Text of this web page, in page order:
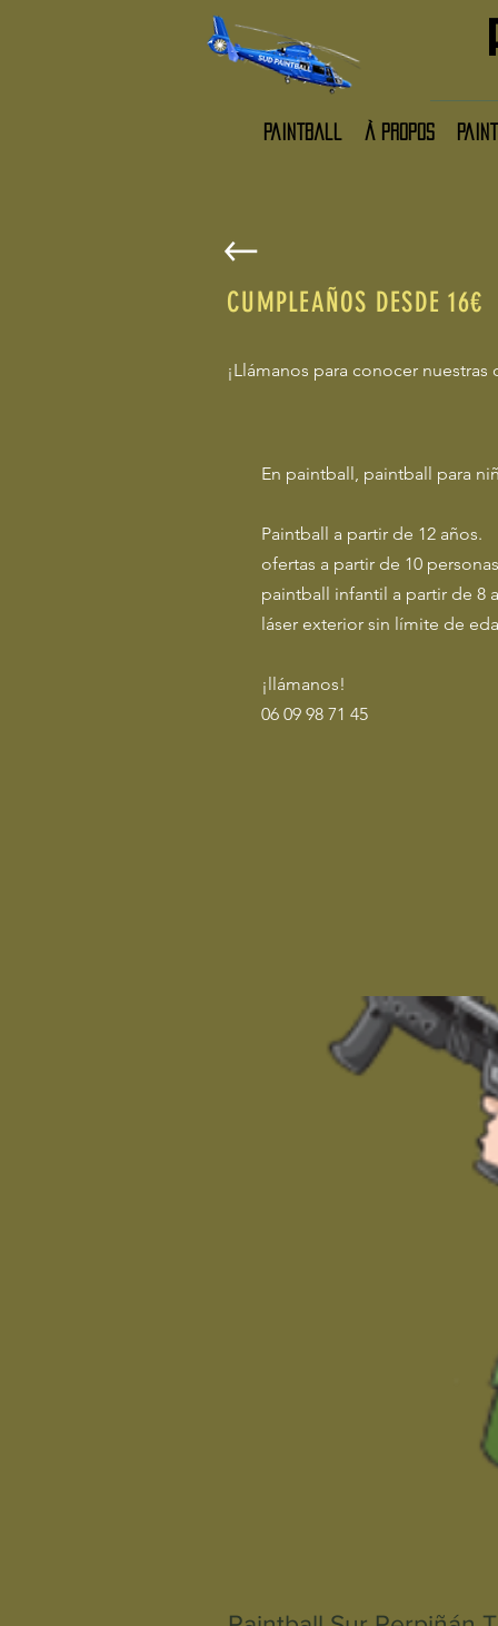
paintball À propos
CUMPLEAÑOS DESDE 16€
¡Llámanos para conocer nuestras
En paintball, paintball para
Paintball a partir de 12 años.
ofertas a partir de 10 personas
paintball infantil a partir de 8
láser exterior sin límite de
¡llámanos!
06 09 98 71 45